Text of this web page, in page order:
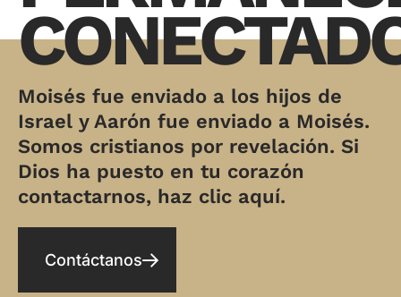
Moisés fue enviado a los hijos de
Israel y Aarón fue enviado a Moisés.
Somos cristianos por revelación. Si
Dios ha puesto en tu corazón
contactarnos, haz clic aquí.
Contáctanos